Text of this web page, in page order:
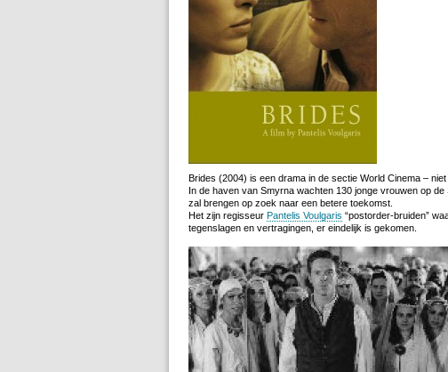
Brides (2004) is een drama in de sectie World Cinema – niet
In de haven van Smyrna wachten 130 jonge vrouwen op
zal brengen op zoek naar een betere toekomst.
Het zijn regisseur Pantelis Voulgaris “postorder-bruiden”
tegenslagen en vertragingen, er eindelijk is gekomen.